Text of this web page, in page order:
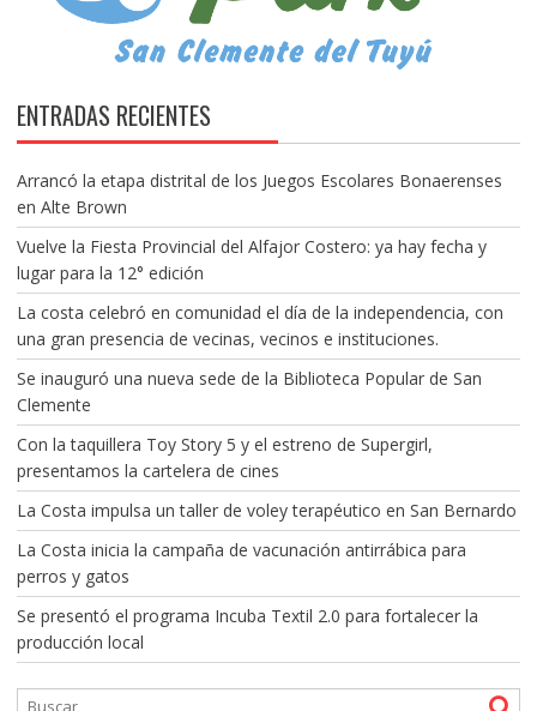
ENTRADAS RECIENTES
Arrancó la etapa distrital de los Juegos Escolares Bonaerenses
en Alte Brown
Vuelve la Fiesta Provincial del Alfajor Costero: ya hay fecha y
lugar para la 12° edición
La costa celebró en comunidad el día de la independencia, con
una gran presencia de vecinas, vecinos e instituciones.
Se inauguró una nueva sede de la Biblioteca Popular de San
Clemente
Con la taquillera Toy Story 5 y el estreno de Supergirl,
presentamos la cartelera de cines
La Costa impulsa un taller de voley terapéutico en San Bernardo
La Costa inicia la campaña de vacunación antirrábica para
perros y gatos
Se presentó el programa Incuba Textil 2.0 para fortalecer la
producción local